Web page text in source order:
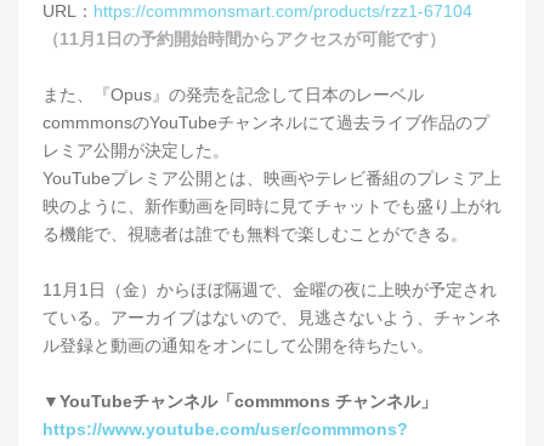
URL： https://commmonsmart.com/products/rzz1-67104
（11月1日の予約開始時間からアクセスが可能です）
また、『Opus』の発売を記念して日本のレーベル
commmonsのYouTubeチャンネルにて過去ライブ作品のプ
レミア公開が決定した。
YouTubeプレミア公開とは、映画やテレビ番組のプレミア上
映のように、新作動画を同時に見てチャットでも盛り上がれ
る機能で、視聴者は誰でも無料で楽しむことができる。
11月1日（金）からほぼ隔週で、金曜の夜に上映が予定され
ている。アーカイブはないので、見逃さないよう、チャンネ
ル登録と動画の通知をオンにして公開を待ちたい。
▼YouTubeチャンネル「commmons チャンネル」
https://www.youtube.com/user/commmons?